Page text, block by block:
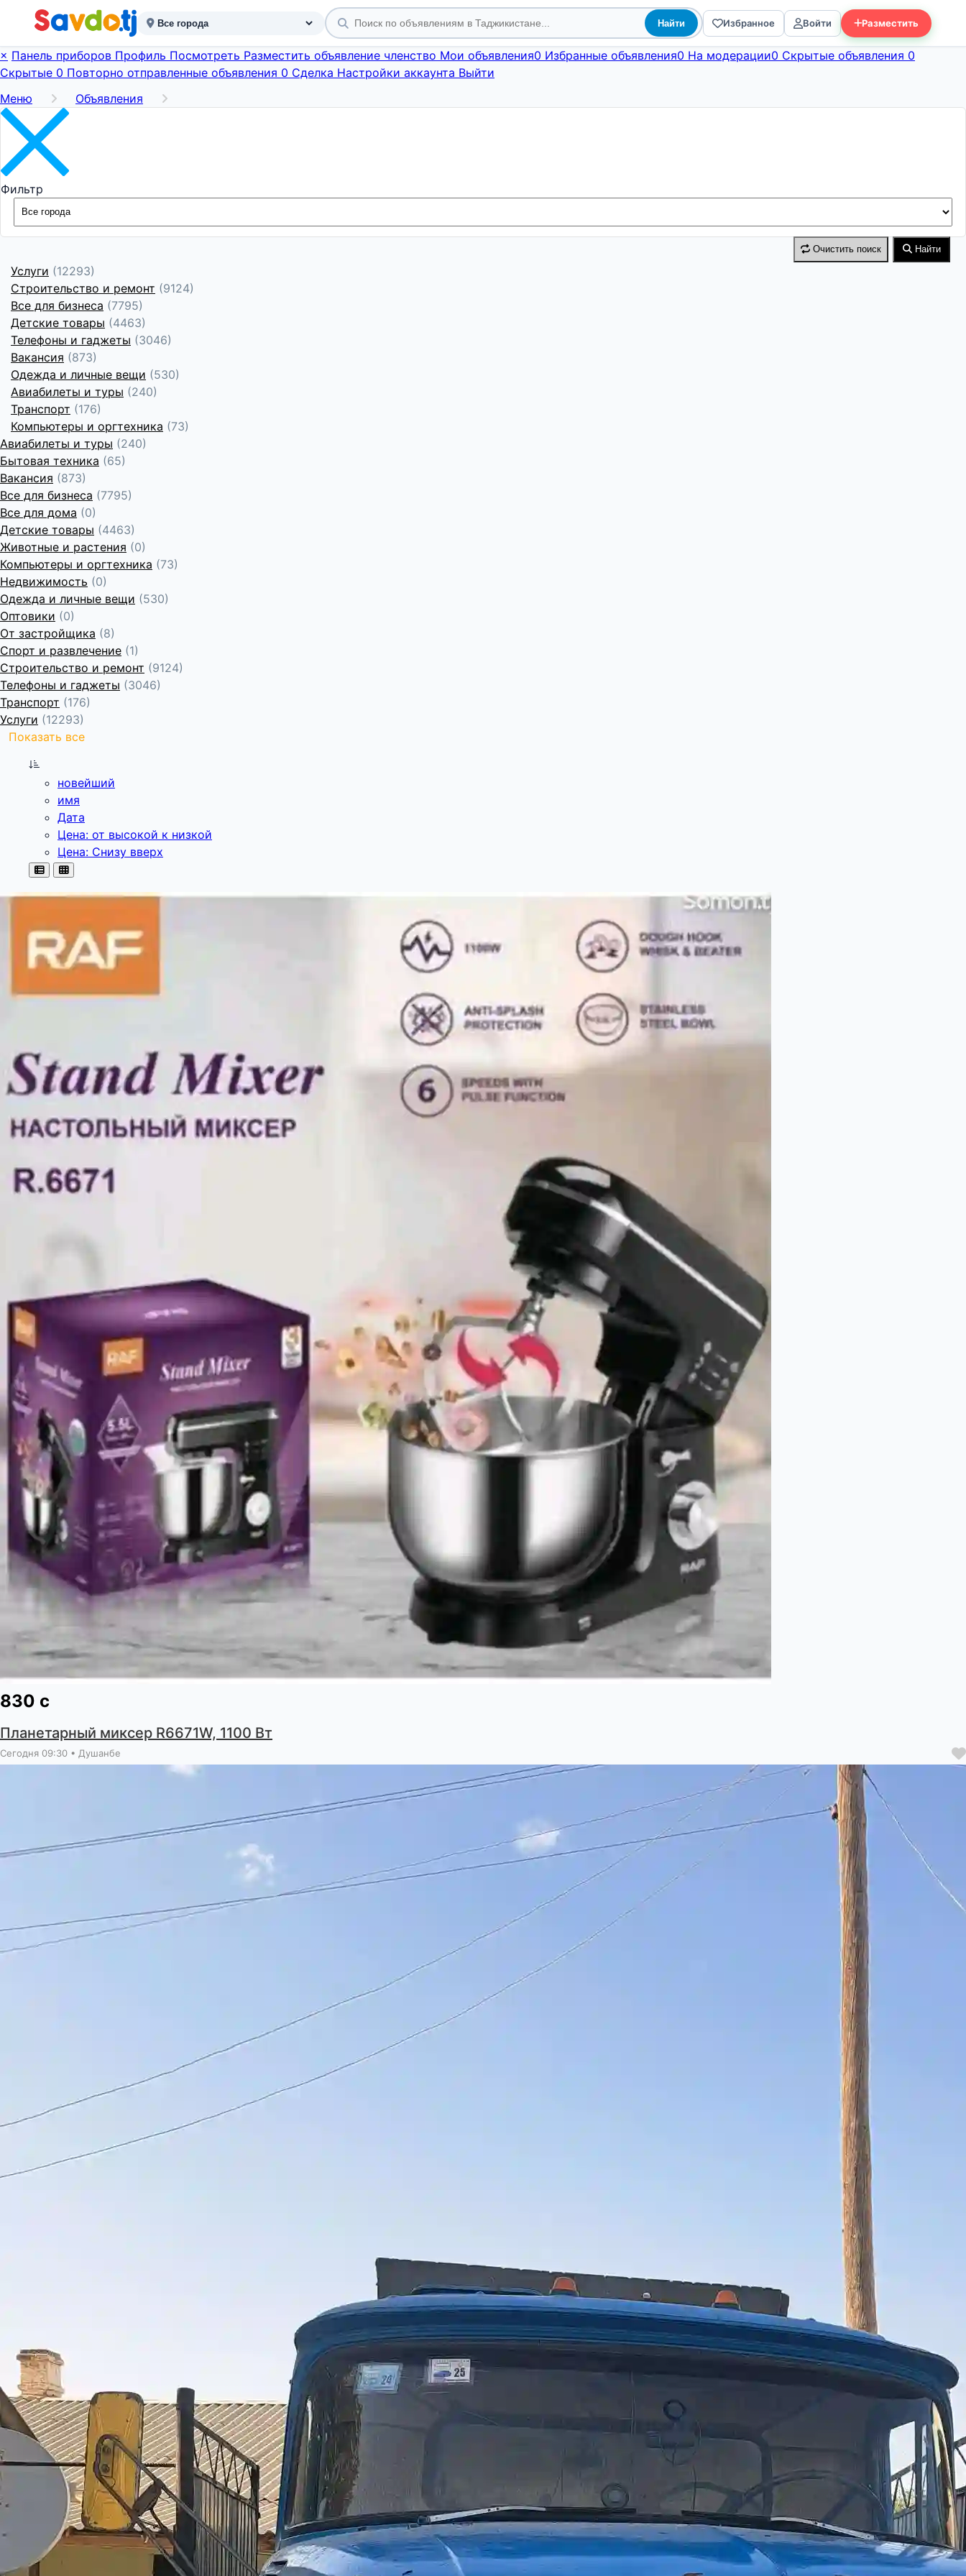
Найти Избранное Войти Разместить
× Панель приборов Профиль Посмотреть Разместить объявление членство Мои объявления0 Избранные объявления0 На модерации0 Скрытые объявления 0
Скрытые 0 Повторно отправленные объявления 0 Сделка Настройки аккаунта Выйти
Меню
Объявления
Фильтр
Найти
Очистить поиск
Услуги (12293)
Строительство и ремонт (9124)
Все для бизнеса (7795)
Детские товары (4463)
Телефоны и гаджеты (3046)
Вакансия (873)
Одежда и личные вещи (530)
Авиабилеты и туры (240)
Транспорт (176)
Компьютеры и оргтехника (73)
Авиабилеты и туры (240)
Бытовая техника (65)
Вакансия (873)
Все для бизнеса (7795)
Все для дома (0)
Детские товары (4463)
Животные и растения (0)
Компьютеры и оргтехника (73)
Недвижимость (0)
Одежда и личные вещи (530)
Оптовики (0)
От застройщика (8)
Спорт и развлечение (1)
Строительство и ремонт (9124)
Телефоны и гаджеты (3046)
Транспорт (176)
Услуги (12293)
Показать все
новейший
имя
Дата
Цена: от высокой к низкой
Цена: Снизу вверх
830 с
Планетарный миксер R6671W, 1100 Вт
Сегодня 09:30 • Душанбе